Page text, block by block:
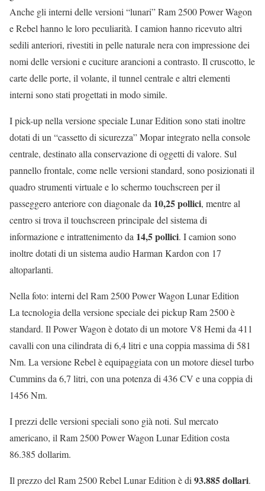
Anche gli interni delle versioni “lunari” Ram 2500 Power Wagon
e Rebel hanno le loro peculiarità. I camion hanno ricevuto altri
sedili anteriori, rivestiti in pelle naturale nera con impressione dei
nomi delle versioni e cuciture arancioni a contrasto. Il cruscotto, le
carte delle porte, il volante, il tunnel centrale e altri elementi
interni sono stati progettati in modo simile.
I pick-up nella versione speciale Lunar Edition sono stati inoltre
dotati di un “cassetto di sicurezza” Mopar integrato nella console
centrale, destinato alla conservazione di oggetti di valore. Sul
pannello frontale, come nelle versioni standard, sono posizionati il
quadro strumenti virtuale e lo schermo touchscreen per il
passeggero anteriore con diagonale da 10,25 pollici, mentre al
centro si trova il touchscreen principale del sistema di
informazione e intrattenimento da 14,5 pollici. I camion sono
inoltre dotati di un sistema audio Harman Kardon con 17
altoparlanti.
Nella foto: interni del Ram 2500 Power Wagon Lunar Edition
La tecnologia della versione speciale dei pickup Ram 2500 è
standard. Il Power Wagon è dotato di un motore V8 Hemi da 411
cavalli con una cilindrata di 6,4 litri e una coppia massima di 581
Nm. La versione Rebel è equipaggiata con un motore diesel turbo
Cummins da 6,7 litri, con una potenza di 436 CV e una coppia di
1456 Nm.
I prezzi delle versioni speciali sono già noti. Sul mercato
americano, il Ram 2500 Power Wagon Lunar Edition costa
86.385 dollarim.
Il prezzo del Ram 2500 Rebel Lunar Edition è di93.885 dollari.